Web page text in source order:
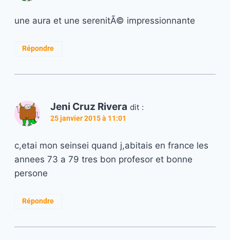
une aura et une serenitÃ© impressionnante
Répondre
Jeni Cruz Rivera dit :
25 janvier 2015 à 11:01
c,etai mon seinsei quand j,abitais en france les
annees 73 a 79 tres bon profesor et bonne
persone
Répondre